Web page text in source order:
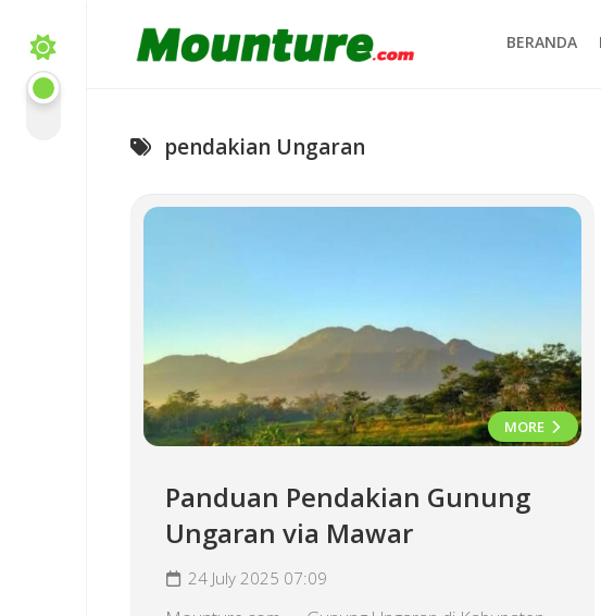
content
BERANDA
pendakian Ungaran
MORE
Panduan Pendakian Gunung
Ungaran via Mawar
24 July 2025 07:09